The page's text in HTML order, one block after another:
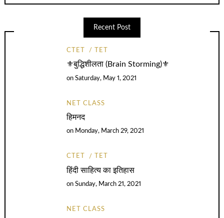
Recent Post
CTET TET
⚜️बुद्धिशीलता (Brain Storming)⚜️
onSaturday, May 1, 2021
NET CLASS
हिमनद
on Monday, March 29, 2021
CTET TET
हिंदी साहित्य का इतिहास
onSunday, March 21, 2021
NET CLASS